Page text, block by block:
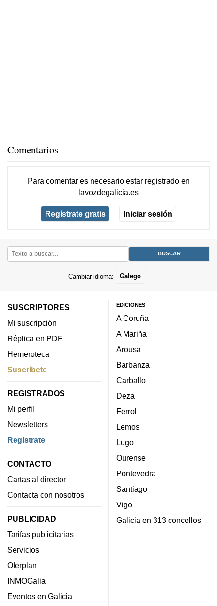
Comentarios
Para comentar es necesario estar registradoen
lavozdegalicia.es
Regístrate gratis Iniciar sesión
Cambiar idioma: Galego
SUSCRIPTORES
Mi suscripción
Réplica en PDF
Hemeroteca
Suscríbete
REGISTRADOS
Mi perfil
Newsletters
Regístrate
CONTACTO
Cartas al director
Contacta con nosotros
PUBLICIDAD
Tarifas publicitarias
Servicios
Oferplan
INMOGalia
Eventos en Galicia
EDICIONES
A Coruña
A Mariña
Arousa
Barbanza
Carballo
Deza
Ferrol
Lemos
Lugo
Ourense
Pontevedra
Santiago
Vigo
Galicia en 313 concellos